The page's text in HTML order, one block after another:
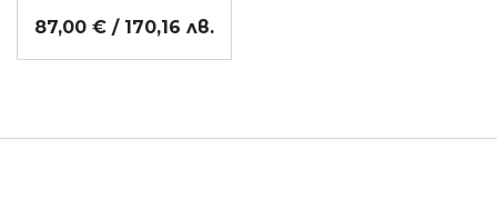
87,00 € / 170,16 лв.